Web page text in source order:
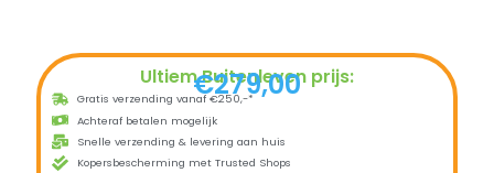
Ultiem Buitenleven prijs:
€279,00
Gratis verzending vanaf €250,-*
Achteraf betalen mogelijk
Snelle verzending & levering aan huis
Kopersbescherming met Trusted Shops